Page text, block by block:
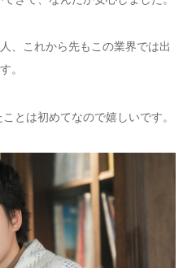
、これから先もこの業界では出
。
とは初めてなので嬉しいです。